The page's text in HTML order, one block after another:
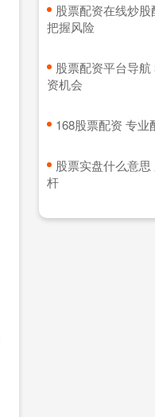
股票配资在线炒
把握风险
股票配资平台导
资机会
​168股票配资 专
股票实盘什么意
杆